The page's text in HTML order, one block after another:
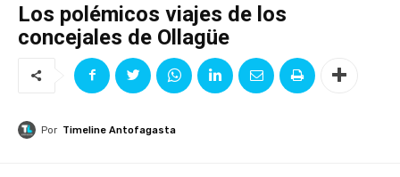
Los polémicos viajes de los
concejales de Ollagüe
Por Timeline Antofagasta